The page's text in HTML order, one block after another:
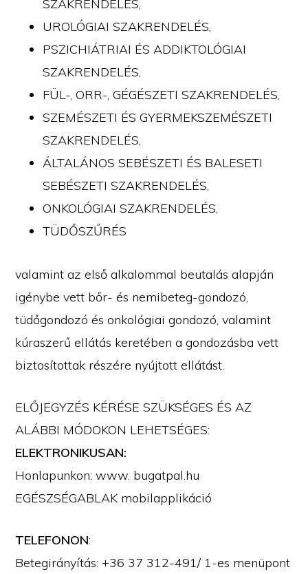
SZAKRENDELÉS,
UROLÓGIAI SZAKRENDELÉS,
PSZICHIÁTRIAI ÉS ADDIKTOLÓGIAI
SZAKRENDELÉS,
FÜL-, ORR-, GÉGÉSZETI SZAKRENDELÉS,
SZEMÉSZETI ÉS GYERMEKSZEMÉSZETI
SZAKRENDELÉS,
ÁLTALÁNOS SEBÉSZETI ÉS BALESETI
SEBÉSZETI SZAKRENDELÉS,
ONKOLÓGIAI SZAKRENDELÉS,
TÜDŐSZŰRÉS
valamint az első alkalommal beutalás alapján
igénybe vett bőr- és nemibeteg-gondozó,
tüdőgondozó és onkológiai gondozó, valamint
kúraszerű ellátás keretében a gondozásba vett
biztosítottak részére nyújtott ellátást.
ELŐJEGYZÉS KÉRÉSE SZÜKSÉGES ÉS AZ
ALÁBBI MÓDOKON LEHETSÉGES:
ELEKTRONIKUSAN:
Honlapunkon: www. bugatpal.hu
EGÉSZSÉGABLAK mobilapplikáció
TELEFONON:
Betegirányítás: +36 37 312-491/ 1-es menüpont